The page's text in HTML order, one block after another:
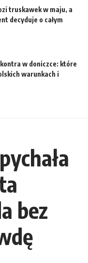
truskawek w maju, a
decyduje o całym
w doniczce: które
warunkach i
bez